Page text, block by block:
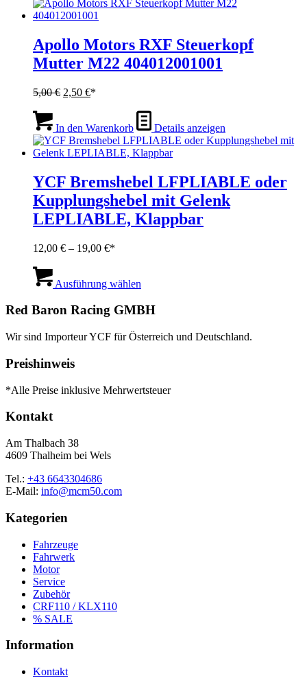
Apollo Motors RXF Steuerkopf
Mutter M22 404012001001
5,00€ Ursprünglicher
5,00 €
2,50 €Aktueller
2,50 €.
In den Warenkorb Details anzeigen
YCF Bremshebel LFPLIABLE oder
Kupplungshebel mit Gelenk
LEPLIABLE, Klappbar
12,00 € – 19,00 €Preisspanne:
19,00 €
Ausführung wählen
mehrere
auf.
der
Red Baron Racing GMBH
Wir sind Importeur YCF für Österreich und Deutschland.
Preishinweis
*Alle Preise inklusive Mehrwertsteuer
Kontakt
Am Thalbach 38
4609 Thalheim bei Wels
Tel.: +43 6643304686
E-Mail: info@mcm50.com
Kategorien
Fahrzeuge
Fahrwerk
Motor
Service
Zubehör
CRF110 / KLX110
% SALE
Information
Kontakt